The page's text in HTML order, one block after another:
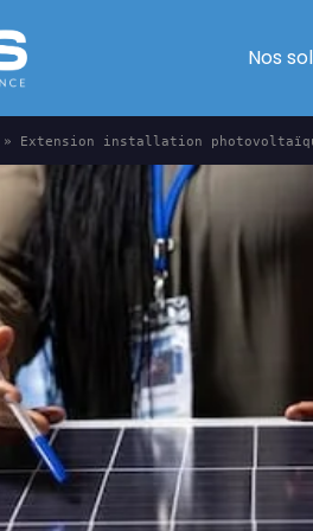
Nos
» Extension installation